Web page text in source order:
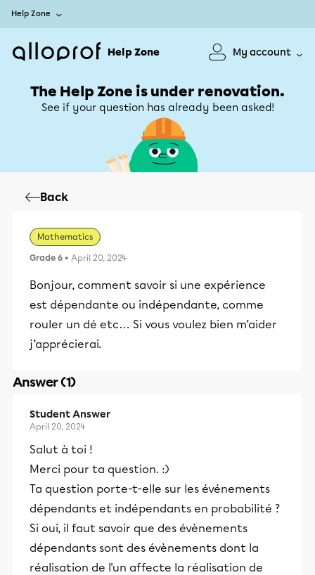
Help Zone
Help Zone My account
The Help Zone is under renovation.
See if your question has already been asked!
Back
Mathematics
Grade 6 • April 20, 2024
Bonjour, comment savoir si une expérience
est dépendante ou indépendante, comme
rouler un dé etc… Si vous voulez bien m’aider
j’apprécierai.
Answer (1)
Student Answer
April 20, 2024
Salut à toi !
Merci pour ta question. :)
Ta question porte-t-elle sur les événements
dépendants et indépendants en probabilité ?
Si oui, il faut savoir que des évènements
dépendants sont des évènements dont la
réalisation de l'un affecte la réalisation de